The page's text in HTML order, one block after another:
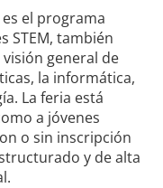
el programa
STEM, también
general de
la informática,
La feria está
a jóvenes
o sin inscripción
y de alta